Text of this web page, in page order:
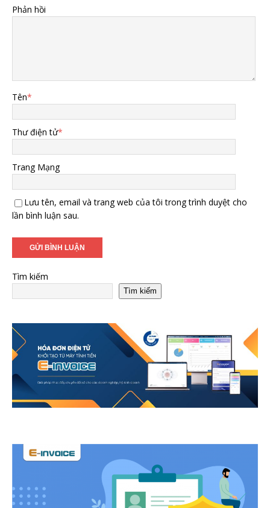
Phản hồi
Tên*
Thư điện tử*
Trang Mạng
Lưu tên, email và trang web của tôi trong trình duyệt cho
lần bình luận sau.
Tìm kiếm
Tìm kiếm